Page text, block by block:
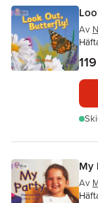
Av
My
Av